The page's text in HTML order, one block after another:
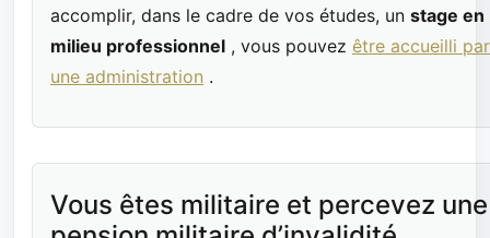
accomplir, dans le cadre de vos études, un stage en
milieu professionnel , vous pouvez être accueilli par
une administration .
Vous êtes militaire et percevez une